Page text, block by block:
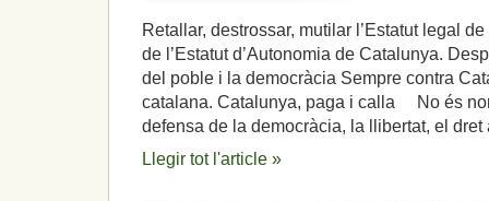
Retallar, destrossar, mutilar l’Estatut legal
de l’Estatut d’Autonomia de Catalunya.
del poble i la democràcia Sempre contra
catalana. Catalunya, paga i calla No és
defensa de la democràcia, la llibertat, el
Llegir tot l'article »